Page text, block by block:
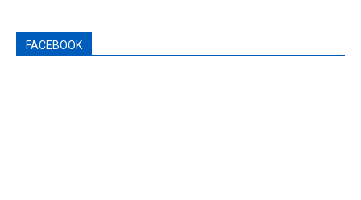
FACEBOOK